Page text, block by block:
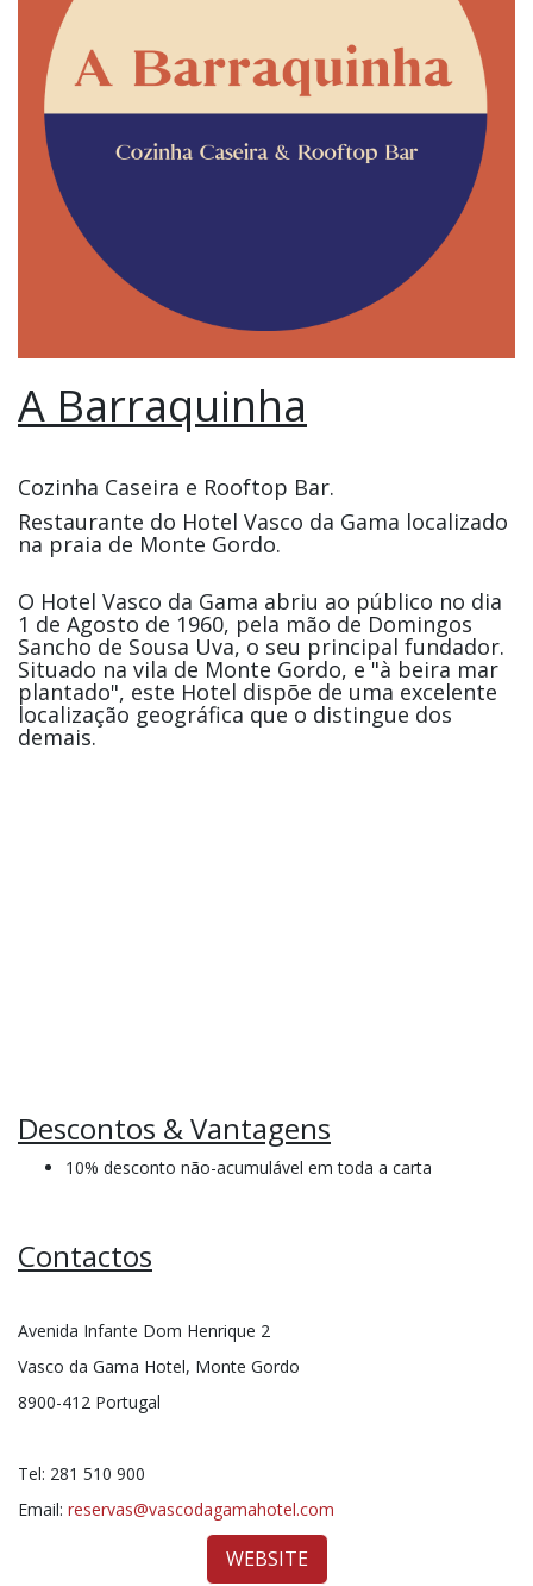
A Barraquinha
Cozinha Caseira e Rooftop Bar.
Restaurante do Hotel Vasco da Gama localizado
na praia de Monte Gordo.
O Hotel Vasco da Gama abriu ao público no dia
1 de Agosto de 1960, pela mão de Domingos
Sancho de Sousa Uva, o seu principal fundador.
Situado na vila de Monte Gordo, e "à beira mar
plantado", este Hotel dispõe de uma excelente
localização geográfica que o distingue dos
demais.
Descontos & Vantagens
10% desconto não-acumulável em toda a carta
Contactos
Avenida Infante Dom Henrique 2
Vasco da Gama Hotel, Monte Gordo
8900-412 Portugal
Tel: 281 510 900
Email: reservas@vascodagamahotel.com
WEBSITE